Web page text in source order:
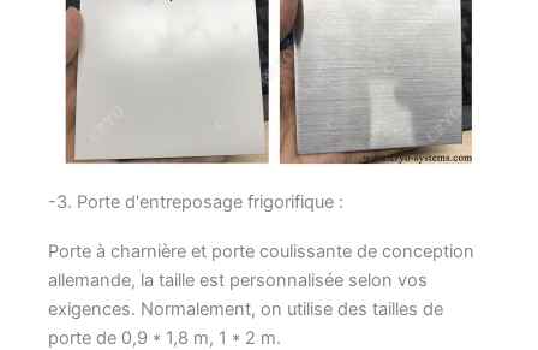
-3. Porte d'entreposage frigorifique :
Porte à charnière et porte coulissante de conception
allemande, la taille est personnalisée selon vos
exigences. Normalement, on utilise des tailles de
porte de 0,9 * 1,8 m, 1 * 2 m.